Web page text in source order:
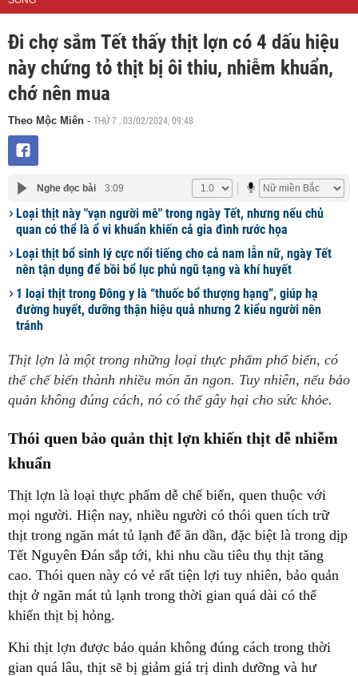
Đi chợ sắm Tết thấy thịt lợn có 4 dấu hiệu
này chứng tỏ thịt bị ôi thiu, nhiễm khuẩn,
chớ nên mua
Theo Mộc Miên - THỨ 7 , 03/02/2024, 09:48
Nghe đọc bài 3:09
Loại thịt này "vạn người mê" trong ngày Tết, nhưng nếu chủ
quan có thể là ổ vi khuẩn khiến cả gia đình rước họa
Loại thịt bổ sinh lý cực nổi tiếng cho cả nam lẫn nữ, ngày Tết
nên tận dụng để bồi bổ lục phủ ngũ tạng và khí huyết
1 loại thịt trong Đông y là “thuốc bổ thượng hạng”, giúp hạ
đường huyết, dưỡng thận hiệu quả nhưng 2 kiểu người nên
tránh
Thịt lợn là một trong những loại thực phẩm phổ biến, có
thể chế biến thành nhiều món ăn ngon. Tuy nhiên, nếu bảo
quản không đúng cách, nó có thể gây hại cho sức khỏe.
Thói quen bảo quản thịt lợn khiến thịt dễ nhiễm
khuẩn
Thịt lợn là loại thực phẩm dễ chế biến, quen thuộc với
mọi người. Hiện nay, nhiều người có thói quen tích trữ
thịt trong ngăn mát tủ lạnh để ăn dần, đặc biệt là trong dịp
Tết Nguyên Đán sắp tới, khi nhu cầu tiêu thụ thịt tăng
cao. Thói quen này có vẻ rất tiện lợi tuy nhiên, bảo quản
thịt ở ngăn mát tủ lạnh trong thời gian quá dài có thể
khiến thịt bị hỏng.
Khi thịt lợn được bảo quản không đúng cách trong thời
gian quá lâu, thịt sẽ bị giảm giá trị dinh dưỡng và hư